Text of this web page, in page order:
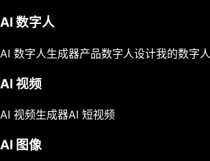
AI 数字人
AI 数字人生成器产品数字人设计我的数字人
AI 视频
AI 视频生成器AI 短视频
AI 图像